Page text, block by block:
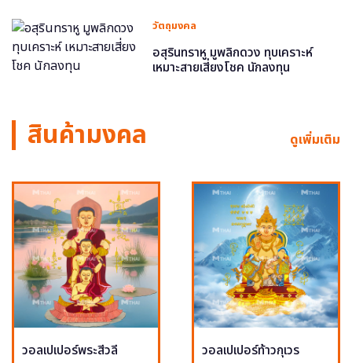
วัตถุมงคล
อสุรินทราหู มูพลิกดวง ทุบเคราะห์
เหมาะสายเสี่ยงโชค นักลงทุน
สินค้ามงคล ดูเพิ่มเติม
วอลเปเปอร์พระสีวลี วอลเปเปอร์ท้าวกุเวร